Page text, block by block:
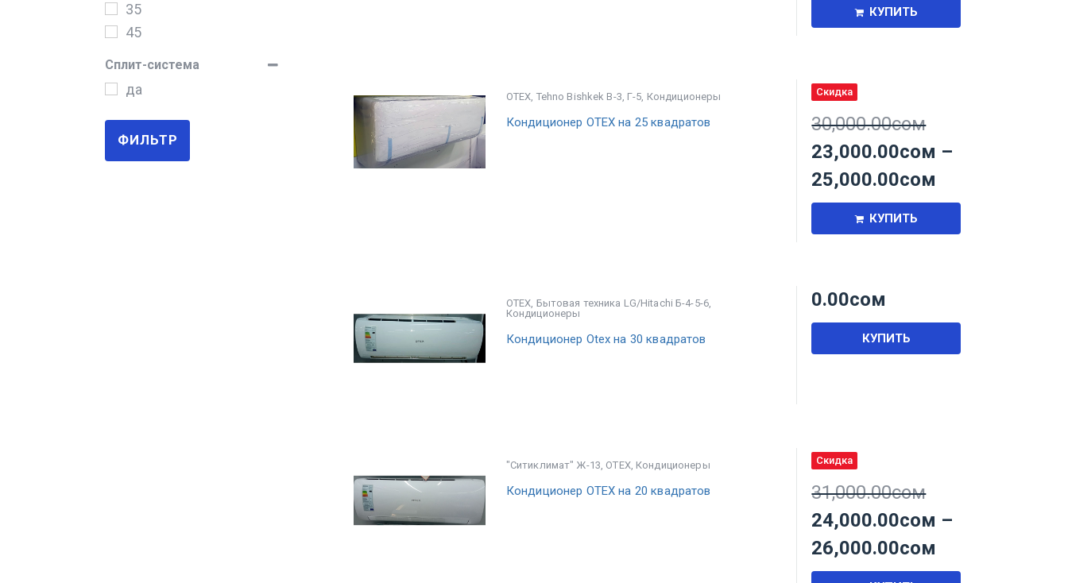
35
45
Сплит-система
да
ФИЛЬТР
КУПИТЬ
OTEX, Tehno Bishkek В-3, Г-5, Кондиционеры
Кондиционер OTEX на 25 квадратов
Скидка
30,000.00сом
23,000.00сом –
25,000.00сом
КУПИТЬ
OTEX, Бытовая техника LG/Hitachi Б-4-5-6,
Кондиционеры
Кондиционер Otex на 30 квадратов
0.00сом
КУПИТЬ
"Ситиклимат" Ж-13, OTEX, Кондиционеры
Кондиционер OTEX на 20 квадратов
Скидка
31,000.00сом
24,000.00сом –
26,000.00сом